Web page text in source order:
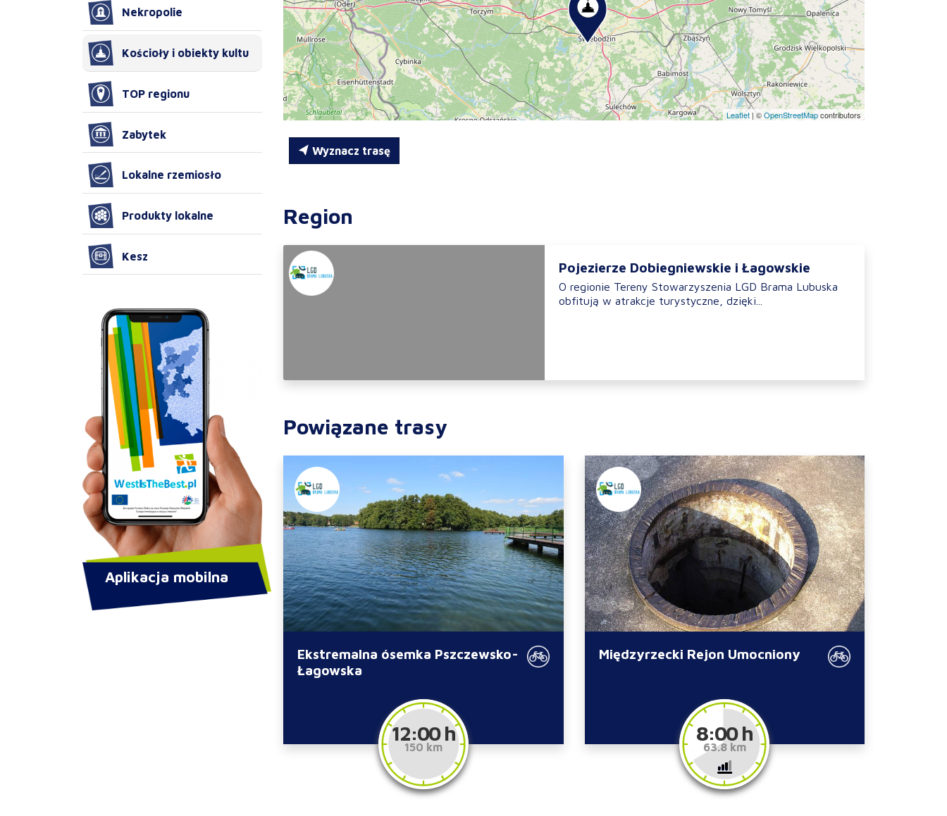
Leaflet |©OpenStreetMapcontributors
Wyznacz trasę
Region
Pojezierze Dobiegniewskie i Łagowskie
O regionie Tereny Stowarzyszenia LGD Brama Lubuska
obfitują w atrakcje turystyczne, dzięki...
Powiązane trasy
Ekstremalna ósemka Pszczewsko-
Łagowska
12:00 h
150 km
Międzyrzecki Rejon Umocniony
8:00 h
63.8 km
Nekropolie
Kościoły i obiekty kultu
TOP regionu
Zabytek
Lokalne rzemiosło
Produkty lokalne
Kesz
Aplikacja mobilna